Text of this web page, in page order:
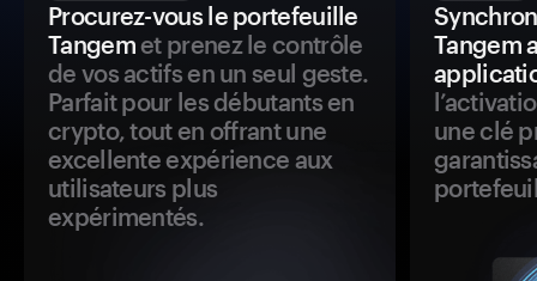
Procurez-vous le portefeuille
Tangemet prenez le contrôle
de vos actifs en un seul geste.
Parfait pour les débutants en
crypto, tout en offrant une
excellente expérience aux
utilisateurs plus
expérimentés.
Tangem
une clé